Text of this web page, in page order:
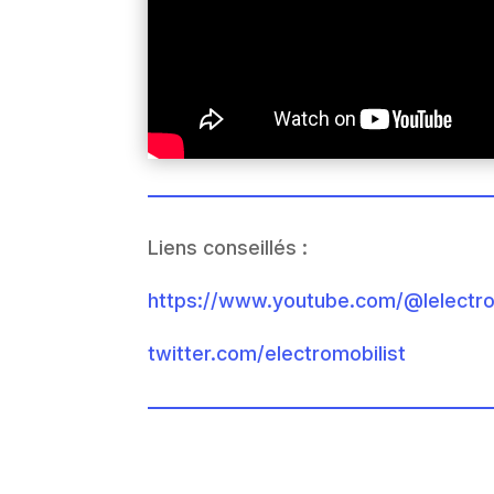
Liens conseillés :
https://www.youtube.com/
twitter.com/electromobilist